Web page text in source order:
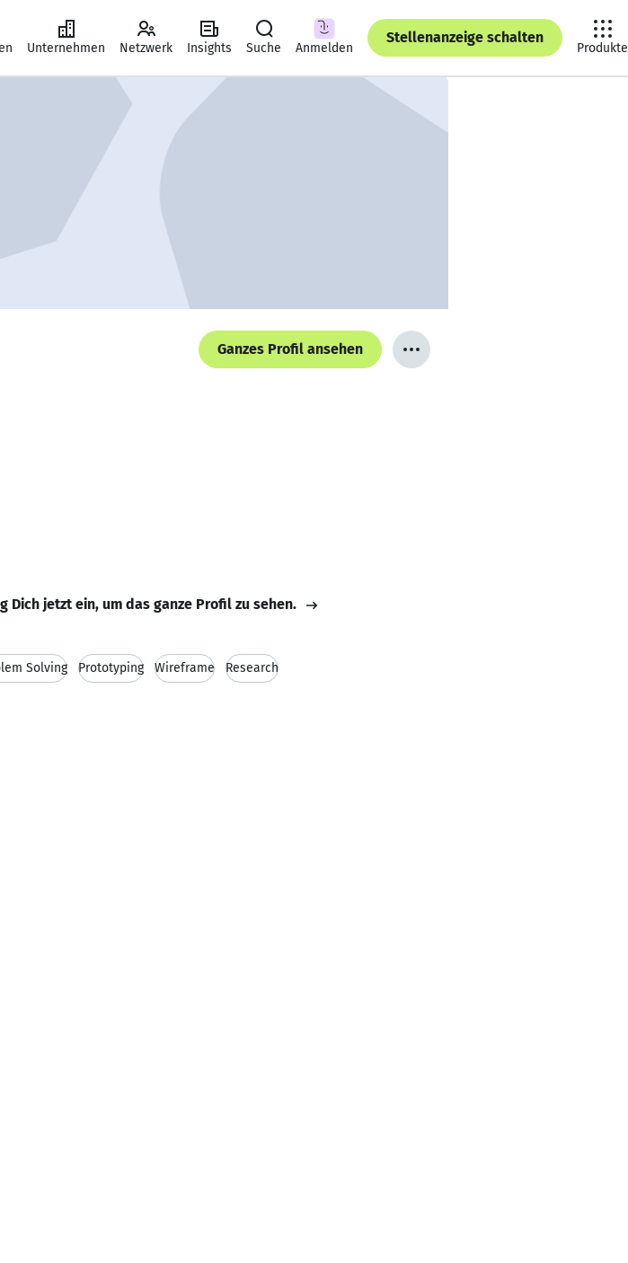
Unternehmen Netzwerk Insights Suche Anmelden
Stellenanzeige schalten
Produkte
Ganzes Profil ansehen
Dich jetzt ein, um das ganze Profil zu sehen.
Solving Prototyping Wireframe Research